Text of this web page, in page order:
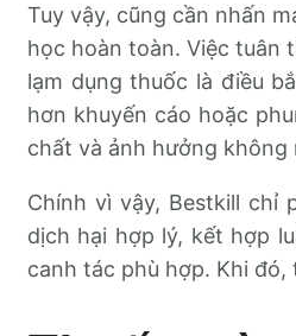
Tuy vậy, cũng cần nhấn
học hoàn toàn. Việc tuân
lạm dụng thuốc là điều
hơn khuyến cáo hoặc
chất và ảnh hưởng không
Chính vì vậy, Bestkill
dịch hại hợp lý, kết hợp
canh tác phù hợp. Khi